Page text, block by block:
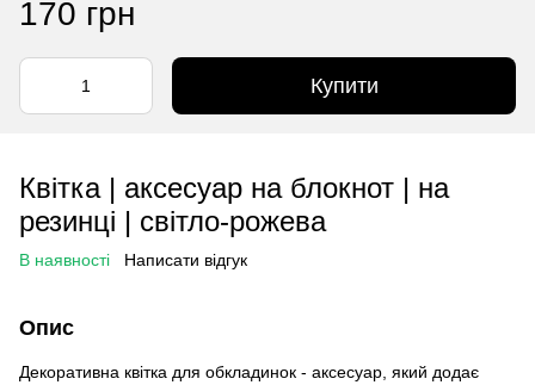
170 грн
Купити
Квітка | аксесуар на блокнот | на
резинці | світло-рожева
В наявності Написати відгук
Опис
Декоративна квітка для обкладинок - аксесуар, який додає